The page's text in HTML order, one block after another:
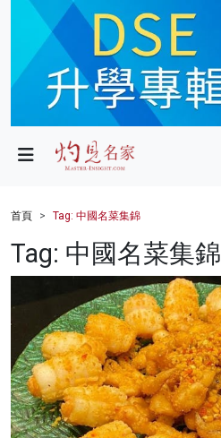
政局
財經
健康
商業
科技
影片
名家榜
首頁 Tag: 中國名菜集錦
Tag: 中國名菜集錦